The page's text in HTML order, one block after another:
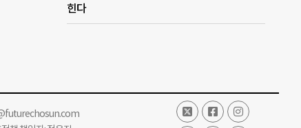
힌다